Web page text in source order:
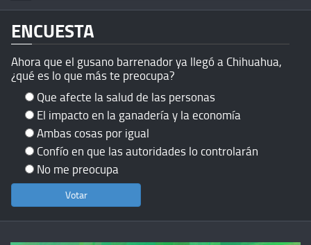
ENCUESTA
Ahora que el gusano barrenador ya llegó a Chihuahua,
¿qué es lo que más te preocupa?
Que afecte la salud de las personas
El impacto en la ganadería y la economía
Ambas cosas por igual
Confío en que las autoridades lo controlarán
No me preocupa